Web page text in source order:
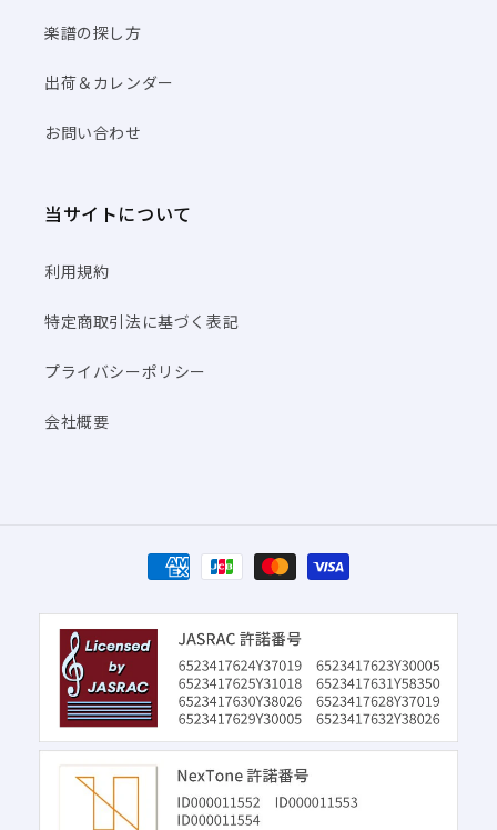
楽譜の探し方
出荷＆カレンダー
お問い合わせ
当サイトについて
利用規約
特定商取引法に基づく表記
プライバシーポリシー
会社概要
決
済
方
法